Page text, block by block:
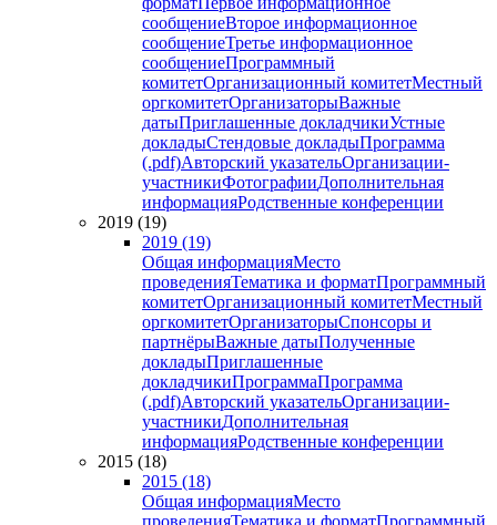
сообщениеВторое информационное
сообщениеТретье информационное
сообщениеПрограммный
комитетОрганизационный комитетМестный
оргкомитетОрганизаторыВажные
датыПриглашенные докладчикиУстные
докладыСтендовые докладыПрограмма
(.pdf)Авторский указательОрганизации-
участникиФотографииДополнительная
информацияРодственные конференции
2019 (19)
2019 (19)
Общая информацияМесто
проведенияТематика и форматПрограммный
комитетОрганизационный комитетМестный
оргкомитетОрганизаторыСпонсоры и
партнёрыВажные датыПолученные
докладыПриглашенные
докладчикиПрограммаПрограмма
(.pdf)Авторский указательОрганизации-
участникиДополнительная
информацияРодственные конференции
2015 (18)
2015 (18)
Общая информацияМесто
проведенияТематика и форматПрограммный